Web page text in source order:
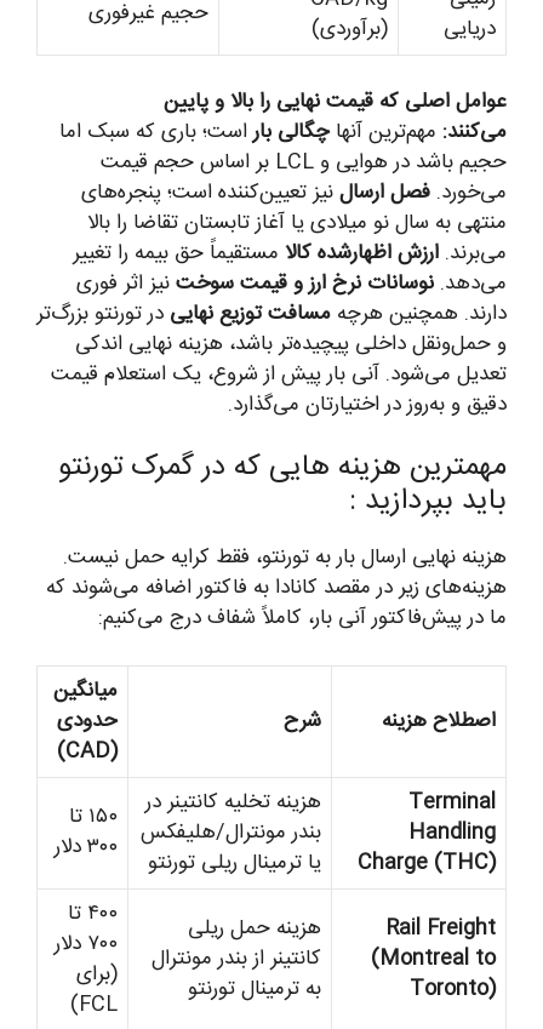
دریایی
(برآوردی)
حجیم غیرفوری
عوامل اصلی که قیمت نهایی را بالا و پایین
می‌کنند: مهم‌ترین آنهاچگالی باراست؛ باری که سبک اما
حجیم باشد در هوایی و LCL بر اساس حجم قیمت
می‌خورد. فصل ارسالنیز تعیین‌کننده است؛ پنجره‌های
منتهی به سال نو میلادی یا آغاز تابستان تقاضا را بالا
می‌برند. ارزش اظهارشده کالا مستقیماً حق بیمه را تغییر
می‌دهد. نوسانات نرخ ارز و قیمت سوختنیز اثر فوری
دارند. همچنین هرچه مسافت توزیع نهایی در تورنتو بزرگ‌تر
و حمل‌ونقل داخلی پیچیده‌تر باشد، هزینه نهایی اندکی
تعدیل می‌شود. آنی بار پیش از شروع، یک استعلام قیمت
دقیق و به‌روز در اختیارتان می‌گذارد.
مهمترین هزینه هایی که در گمرک تورنتو
باید بپردازید :
هزینه نهایی ارسال بار به تورنتو، فقط کرایه حمل نیست.
هزینه‌های زیر در مقصد کانادا به فاکتور اضافه می‌شوند که
ما در پیش‌فاکتور آنی بار، کاملاً شفاف درج می‌کنیم:
اصطلاح هزینه شرح
میانگین
حدودی
(CAD)
Terminal
Handling
Charge (THC)
هزینه تخلیه کانتینر در
بندر مونترال/هلیفکس
یا ترمینال ریلی تورنتو
۱۵۰ تا
۳۰۰ دلار
Rail Freight
(Montreal to
Toronto)
هزینه حمل ریلی
کانتینر از بندر مونترال
به ترمینال تورنتو
۴۰۰ تا
۷۰۰ دلار
(برای
FCL)